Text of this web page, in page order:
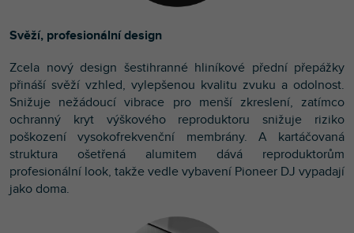
Svěží, profesionální design
Zcela nový design šestihranné hliníkové přední přepážky
přináší svěží vzhled, vylepšenou kvalitu zvuku a odolnost.
Snižuje nežádoucí vibrace pro menší zkreslení, zatímco
ochranný kryt výškového reproduktoru snižuje riziko
poškození vysokofrekvenční membrány. A kartáčovaná
struktura ošetřená alumitem dává reproduktorům
profesionální look, takže vedle vybavení Pioneer DJ vypadají
jako doma.